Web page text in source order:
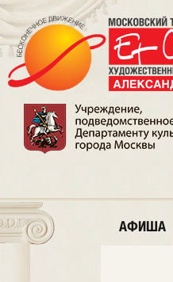
АФИША